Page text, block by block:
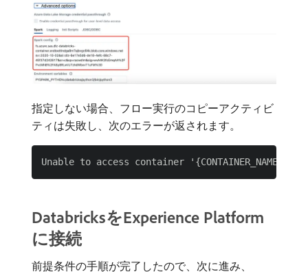
指定しない場合、フロー実行のコピーアクティビ
ティは失敗し、次のエラーが返されます。
DatabricksをExperience Platform
に接続
前提条件の手順が完了したので、次に進み、